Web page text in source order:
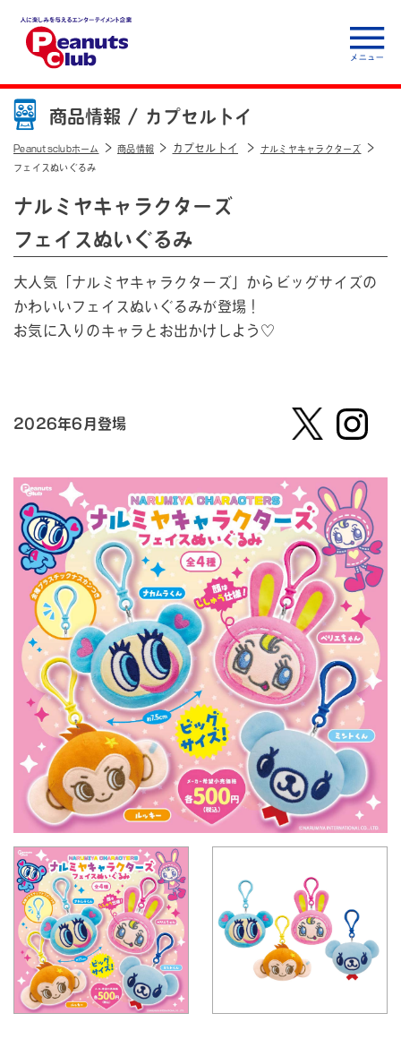
人に楽しみを与えるエ
ンターテイメント企
業 Peanuts club
商品情報 / カプセルトイ
Peanutsclubホーム 商品情報 カプセルトイ ナルミヤキャラクターズ
フェイスぬいぐるみ
ナルミヤキャラクターズ
フェイスぬいぐるみ
大人気「ナルミヤキャラクターズ」からビッグサイズの
かわいいフェイスぬいぐるみが登場！
お気に入りのキャラとお出かけしよう♡
2026年6月登場
ーナッ
ツクラ
ブのカ
プセル
トイの
Xはこ
ちら
ナッ
ツ・ク
ラブ
カプセ
ルトイ
メーカ
ーの人
（公
式）のI
nstag
ramは
こちら